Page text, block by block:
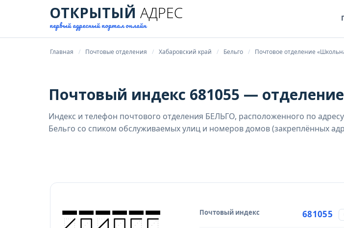
ОТКРЫТЫЙ АДРЕС
первый адресный портал онлайн
Главная Почтовые отделения Хабаровский край Бельго Почтовое отделение
Почтовый индекс 681055 —
Индекс и телефон почтового отделения БЕЛЬГО, расположенного по
Бельго со спиком обслуживаемых улиц и номеров домов (закреплённых
Почтовый индекс 681055
Источник данных